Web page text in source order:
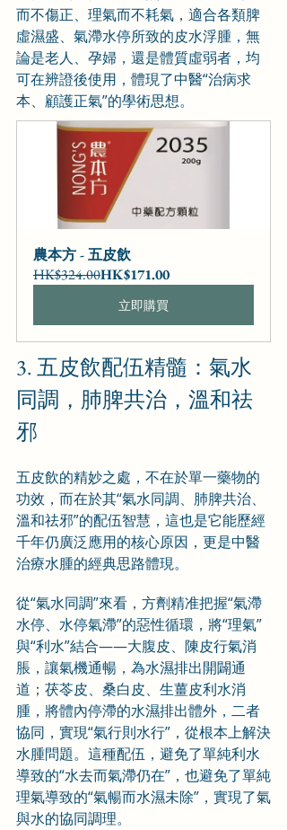
而不傷正、理氣而不耗氣，適合各類脾
虛濕盛、氣滯水停所致的皮水浮腫，無
論是老人、孕婦，還是體質虛弱者，均
可在辨證後使用，體現了中醫“治病求
本、顧護正氣”的學術思想。
農本方 - 五皮飲
HK$324.00HK$171.00
立即購買
3. 五皮飲配伍精髓：氣水
同調，肺脾共治，溫和祛
邪
五皮飲的精妙之處，不在於單一藥物的
功效，而在於其“氣水同調、肺脾共治、
溫和祛邪”的配伍智慧，這也是它能歷經
千年仍廣泛應用的核心原因，更是中醫
治療水腫的經典思路體現。
從“氣水同調”來看，方劑精准把握“氣滯
水停、水停氣滯”的惡性循環，將“理氣”
與“利水”結合——大腹皮、陳皮行氣消
脹，讓氣機通暢，為水濕排出開闢通
道；茯苓皮、桑白皮、生薑皮利水消
腫，將體內停滯的水濕排出體外，二者
協同，實現“氣行則水行”，從根本上解決
水腫問題。這種配伍，避免了單純利水
導致的“水去而氣滯仍在”，也避免了單純
理氣導致的“氣暢而水濕未除”，實現了氣
與水的協同調理。